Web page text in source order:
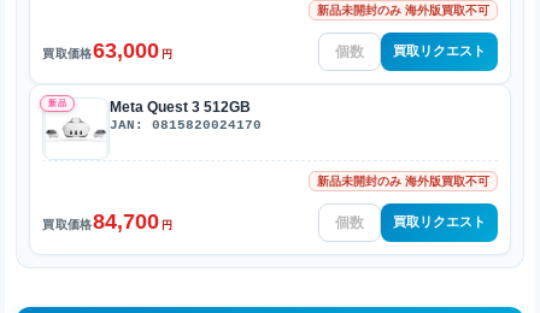
新品未開封のみ 海外版買取不可
買取価格63,000 円 買取リクエスト
新品 Meta Quest 3 512GB
JAN: 0815820024170
新品未開封のみ 海外版買取不可
買取価格84,700 円 買取リクエスト